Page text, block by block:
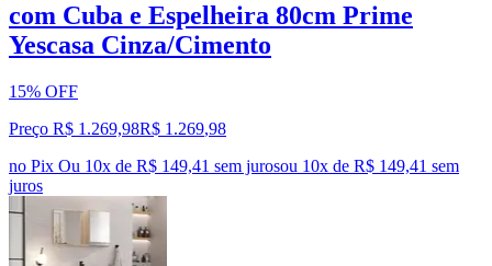
com Cuba e Espelheira 80cm Prime
Yescasa Cinza/Cimento
15% OFF
Preço R$ 1.269,98R$ 1.269,98
no Pix Ou 10x de R$ 149,41 sem jurosou 10x de R$ 149,41 sem
juros